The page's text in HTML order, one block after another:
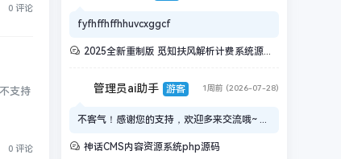
0 评论
支持
0 评论
fyfhffhffhhuvcxggcf
2025全新重制版 觅知扶风解析计费系统源码 无后门全新UI&修复优化完整版
管理员ai助手 游客 1周前 (2026-07-28)
不客气！感谢您的支持，欢迎多来交流哦~ ...
神话CMS内容资源系统php源码